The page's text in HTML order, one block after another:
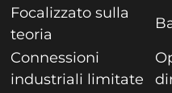
Focalizzato sulla
teoria
Connessioni
industriali limitate